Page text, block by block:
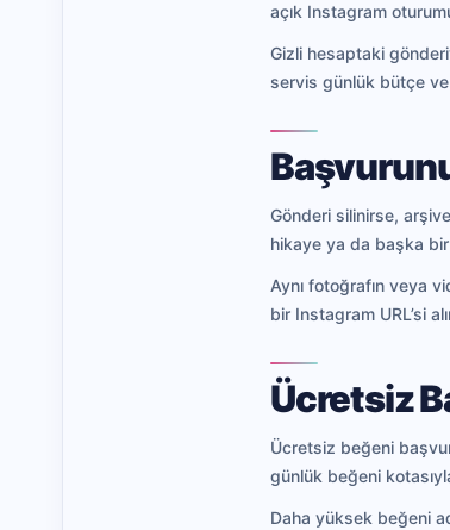
açık Instagram
Gizli hesaptaki
servis günlük bütçe ve
Gönderi silinirse,
hikaye ya da başka
Aynı fotoğrafın veya
bir Instagram URL’si
Ücretsiz
Ücretsiz beğeni
günlük beğeni
Daha yüksek beğeni